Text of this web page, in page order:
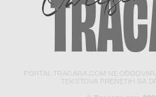
PORTAL TRACARA.COM NE
TEKSTOVA PRENETIH SA